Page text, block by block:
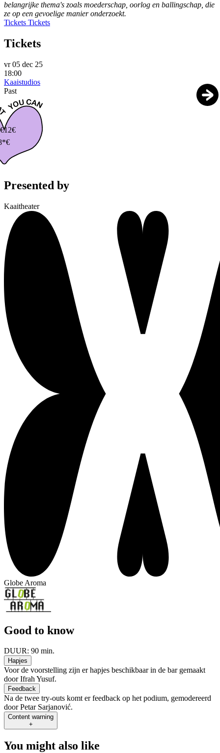
belangrijke thema's zoals moederschap, oorlog en ballingschap, die
ze op een gevoelige manier onderzoekt.
Tickets Tickets
Tickets
vr 05 dec 25
18:00
Kaaistudios
Past
12€
Presented by
Kaaitheater
Globe Aroma
Good to know
DUUR: 90 min.
Hapjes
Voor de voorstelling zijn er hapjes beschikbaar in de bar gemaakt
door Ifrah Yusuf.
Feedback
Na de twee try-outs komt er feedback op het podium, gemodereerd
door Petar Sarjanović.
Content warning
+
You might also like